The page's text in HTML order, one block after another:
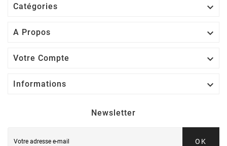
Catégories 
A Propos 
Votre Compte 
Informations 
Newsletter
OK